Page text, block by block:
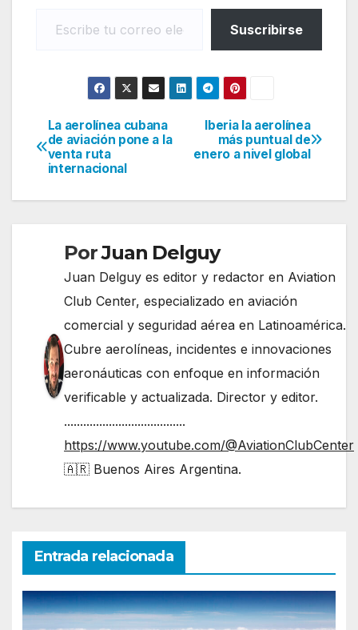
Suscribirse
Navegación
de
entradas
Iberia la aerolínea
más puntual de
enero a nivel global
La aerolínea cubana
de aviación pone a la
venta ruta
internacional
PorJuan Delguy
Juan Delguy es editor y redactor en Aviation
Club Center, especializado en aviación
comercial y seguridad aérea en Latinoamérica.
Cubre aerolíneas, incidentes e innovaciones
aeronáuticas con enfoque en información
verificable y actualizada. Director y editor.
......................................
https://www.youtube.com/@AviationClubCenter
🇦🇷 Buenos Aires Argentina.
Entrada relacionada